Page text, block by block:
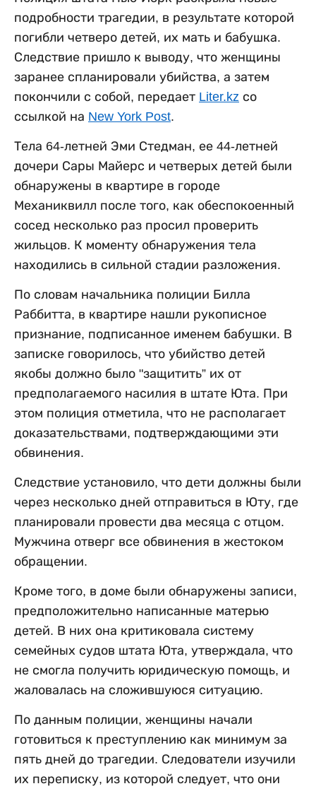
подробности трагедии, в результате которой
погибли четверо детей, их мать и бабушка.
Следствие пришло к выводу, что женщины
заранее спланировали убийства, а затем
покончили с собой, передает Liter.kz со
ссылкой на New York Post.
Тела 64-летней Эми Стедман, ее 44-летней
дочери Сары Майерс и четверых детей были
обнаружены в квартире в городе
Механиквилл после того, как обеспокоенный
сосед несколько раз просил проверить
жильцов. К моменту обнаружения тела
находились в сильной стадии разложения.
По словам начальника полиции Билла
Раббитта, в квартире нашли рукописное
признание, подписанное именем бабушки. В
записке говорилось, что убийство детей
якобы должно было "защитить” их от
предполагаемого насилия в штате Юта. При
этом полиция отметила, что не располагает
доказательствами, подтверждающими эти
обвинения.
Следствие установило, что дети должны были
через несколько дней отправиться в Юту, где
планировали провести два месяца с отцом.
Мужчина отверг все обвинения в жестоком
обращении.
Кроме того, в доме были обнаружены записи,
предположительно написанные матерью
детей. В них она критиковала систему
семейных судов штата Юта, утверждала, что
не смогла получить юридическую помощь, и
жаловалась на сложившуюся ситуацию.
По данным полиции, женщины начали
готовиться к преступлению как минимум за
пять дней до трагедии. Следователи изучили
их переписку, из которой следует, что они